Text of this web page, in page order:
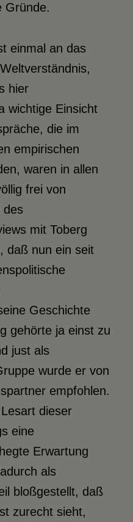
Gründe.
einmal an das
hier
wichtige Einsicht
die im
empirischen
waren in allen
frei von
des
mit Toberg
daß nun ein seit
Geschichte
gehörte ja einst zu
just als
wurde er von
empfohlen.
dieser
eine
Erwartung
als
bloßgestellt, daß
zurecht sieht,